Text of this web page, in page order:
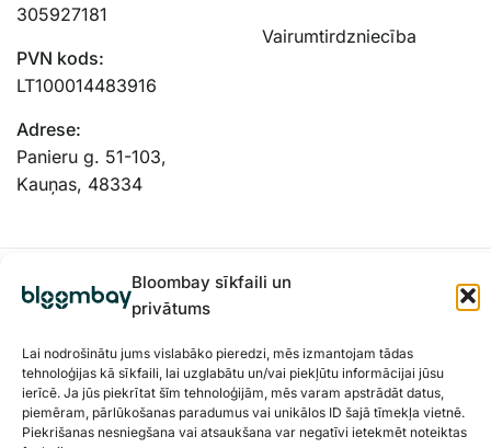
Bloombay sīkfaili un
privātums
Lai nodrošinātu jums vislabāko pieredzi, mēs izmantojam tādas
tehnoloģijas kā sīkfaili, lai uzglabātu un/vai piekļūtu informācijai jūsu
ierīcē. Ja jūs piekrītat šīm tehnoloģijām, mēs varam apstrādāt datus,
piemēram, pārlūkošanas paradumus vai unikālos ID šajā tīmekļa vietnē.
Piekrišanas nesniegšana vai atsaukšana var negatīvi ietekmēt noteiktas
305927181
PVN kods:
LT100014483916
Adrese:
Panieru g. 51-103,
Kauņas, 48334
Vairumtirdzniecība